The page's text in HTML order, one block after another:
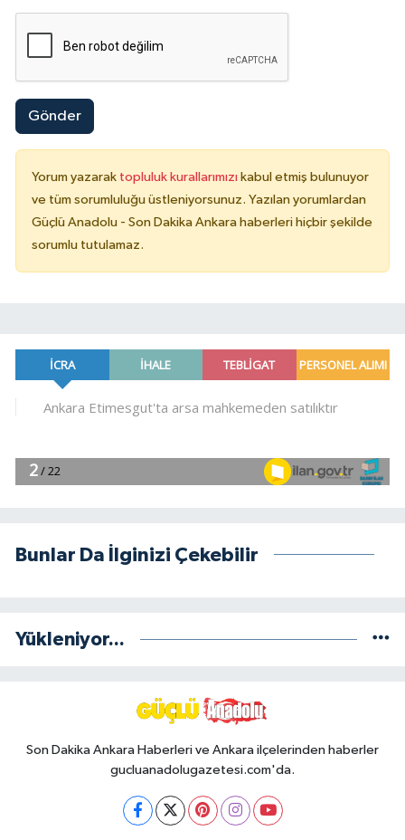
Gönder
Yorum yazarak topluluk kurallarımızı kabul etmiş bulunuyor
ve tüm sorumluluğu üstleniyorsunuz. Yazılan yorumlardan
Güçlü Anadolu - Son Dakika Ankara haberleri hiçbir şekilde
sorumlu tutulamaz.
Bunlar Da İlginizi Çekebilir
Yükleniyor...
Son Dakika Ankara Haberleri ve Ankara ilçelerinden haberler
gucluanadolugazetesi.com'da.